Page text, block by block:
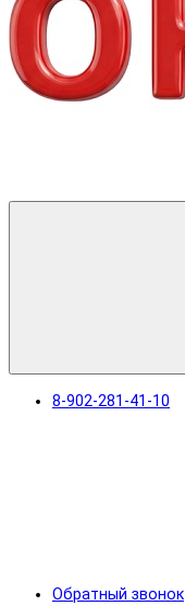
8-902-281-41-10
Обратный звонок